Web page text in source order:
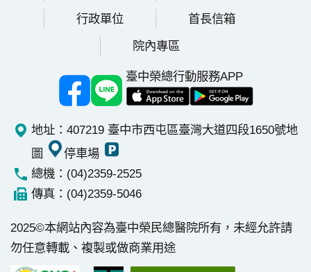
行政單位
首長信箱
院內專區
臺中榮總行動服務APP
地址：407219 臺中市西屯區臺灣大道四段1650號地
圖
停車場
總機：(04)2359-2525
傳真：(04)2359-5046
2025©本網站內容為臺中榮民總醫院所有，未經允許請
勿任意轉載、複製或做商業用途